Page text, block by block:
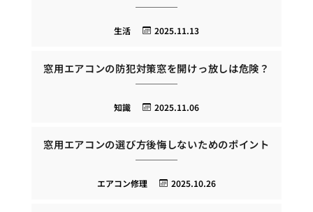
2025.11.13
生活
窓用エアコンの防犯対策窓を開けっ放しは危険？
2025.11.06
知識
窓用エアコンの選び方後悔しないためのポイント
2025.10.26
エアコン修理